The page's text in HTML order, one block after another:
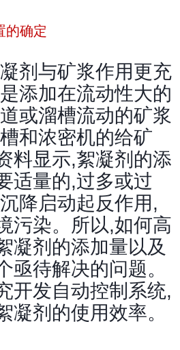
的确定
剂与矿浆作用更充
添加在流动性大的
或溜槽流动的矿浆
和浓密机的给矿
料显示,絮凝剂的添
适量的,过多或过
降启动起反作用,
污染。所以,如何高
凝剂的添加量以及
亟待解决的问题。
开发自动控制系统,
凝剂的使用效率。